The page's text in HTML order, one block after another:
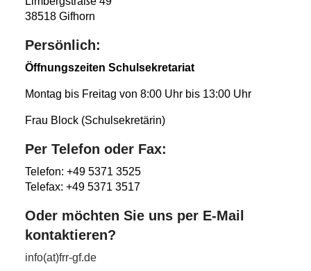
38518 Gifhorn
Persönlich:
Öffnungszeiten Schulsekretariat
Montag bis Freitag von 8:00 Uhr bis 13:00 Uhr
Frau Block (Schulsekretärin)
Per Telefon oder Fax:
Telefon: +49 5371 3525
Telefax: +49 5371 3517
Oder möchten Sie uns per E-Mail
kontaktieren?
info(at)frr-gf.de